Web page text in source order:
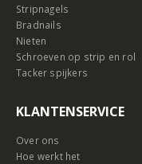
Stripnagels
Bradnails
Nieten
Schroeven op strip en rol
Tacker spijkers
KLANTENSERVICE
Over ons
Hoe werkt het